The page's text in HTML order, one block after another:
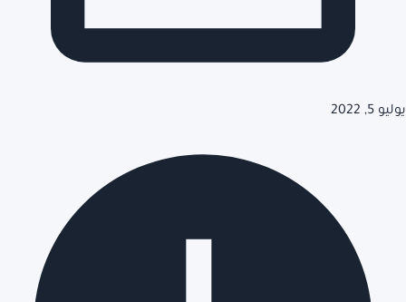
يوليو 5, 2022